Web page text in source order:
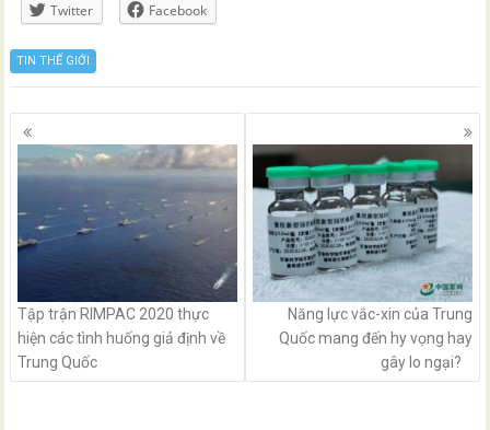
Twitter Facebook
TIN THẾ GIỚI
Posts
navigation
Tập trận RIMPAC 2020 thực
hiện các tình huống giả định về
Trung Quốc
Năng lực vắc-xin của Trung
Quốc mang đến hy vọng hay
gây lo ngại?